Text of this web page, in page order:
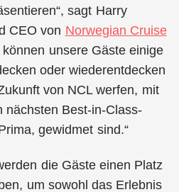
sagt Harry
CEO von Norwegian Cruise
unsere Gäste einige
oder wiederentdecken
von NCL werfen, mit
nächsten Best-in-Class-
gewidmet sind.“
die Gäste einen Platz
um sowohl das Erlebnis